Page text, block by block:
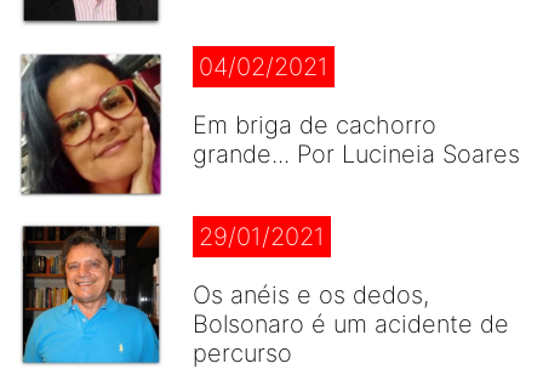
04/02/2021
Em briga de cachorro
grande... Por Lucineia Soares
29/01/2021
Os anéis e os dedos,
Bolsonaro é um acidente de
percurso